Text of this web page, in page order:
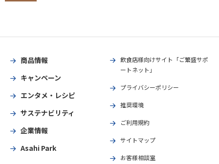
商品情報
キャンペーン
エンタメ・レシピ
サステナビリティ
企業情報
Asahi Park
飲食店様向けサイト「ご繁盛サポ
ートネット」
プライバシーポリシー
推奨環境
ご利用規約
サイトマップ
お客様相談室